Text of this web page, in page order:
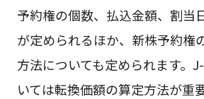
予約権の個数、払込金額、割当
が定められるほか、新株予約権
方法についても定められます。
いては転換価額の算定方法が重